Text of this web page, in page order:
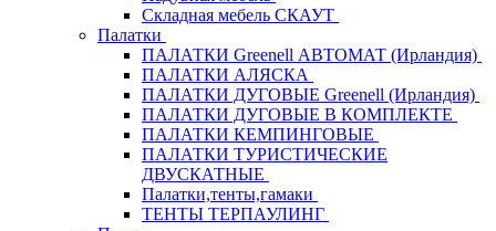
Складная мебель СКАУТ
Палатки
ПАЛАТКИ Greenell АВТОМАТ (Ирландия)
ПАЛАТКИ АЛЯСКА
ПАЛАТКИ ДУГОВЫЕ Greenell (Ирландия)
ПАЛАТКИ ДУГОВЫЕ В КОМПЛЕКТЕ
ПАЛАТКИ КЕМПИНГОВЫЕ
ПАЛАТКИ ТУРИСТИЧЕСКИЕ
ДВУСКАТНЫЕ
Палатки,тенты,гамаки
ТЕНТЫ ТЕРПАУЛИНГ